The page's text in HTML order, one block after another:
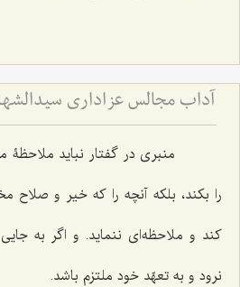
منبری در گفتار نباید
را بکند، بلکه آنچه را که خیر و صلاح
کند و ملاحظه‌ای ننماید. و اگر به
نرود و به تعهّد خود ملتزم باشد.